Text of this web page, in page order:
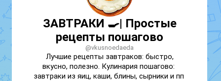
ЗАВТРАКИ 🍳| Простые
рецепты пошагово
@vkusnoedaeda
Лучшие рецепты завтраков: быстро,
вкусно, полезно. Кулинария пошагово:
завтраки из яиц, каши, блины, сырники и пп